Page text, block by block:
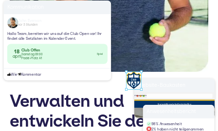
Verwalten und
entwickeln Sie den
Website-Baukasten
deinverein.de
StartseiteMannschaftenNachrichten Über
vor 3 Stunden
Hallo Team, bereiten wir uns auf die Club Open vor! Ihr
findet alle Setzlisten im Kalender Event.
18
april
Club Offen
Samstag 09:00
Padel-Platz A1
Spiel
Wie Kommentar
98% Anwesenheit
2% haben nicht teilgenommen